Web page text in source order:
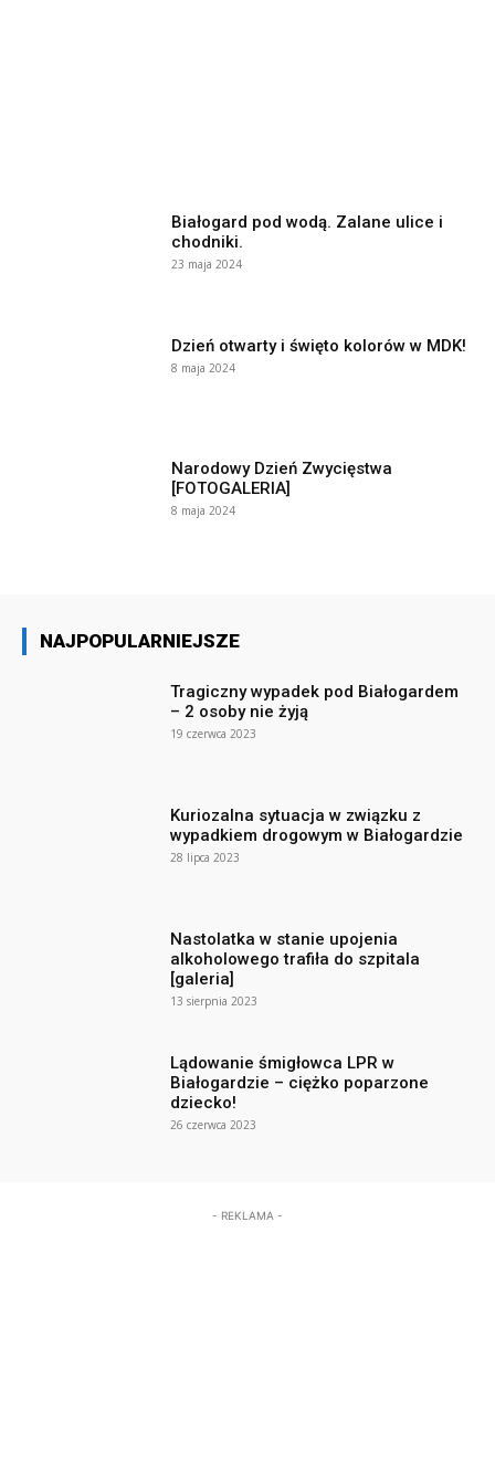
Białogard pod wodą. Zalane ulice i
chodniki.
23 maja 2024
Dzień otwarty i święto kolorów w MDK!
8 maja 2024
Narodowy Dzień Zwycięstwa
[FOTOGALERIA]
8 maja 2024
NAJPOPULARNIEJSZE
Tragiczny wypadek pod Białogardem
– 2 osoby nie żyją
19 czerwca 2023
Kuriozalna sytuacja w związku z
wypadkiem drogowym w Białogardzie
28 lipca 2023
Nastolatka w stanie upojenia
alkoholowego trafiła do szpitala
[galeria]
13 sierpnia 2023
Lądowanie śmigłowca LPR w
Białogardzie – ciężko poparzone
dziecko!
26 czerwca 2023
- REKLAMA -